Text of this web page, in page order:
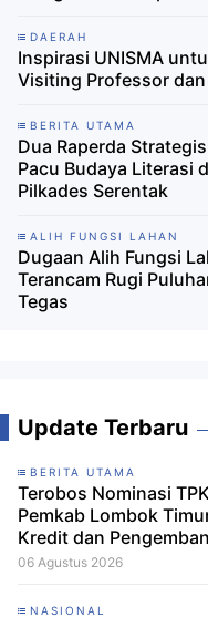
DAERAH
Inspirasi UNISMA
Visiting Professor
BERITA UTAMA
Dua Raperda
Pacu Budaya Literasi
Pilkades Serentak
ALIH FUNGSI LAHAN
Dugaan Alih Fungsi
Terancam Rugi
Tegas
Update Terbaru
BERITA UTAMA
Terobos Nominasi
Pemkab Lombok
Kredit dan
Porang
06 Agustus 2026
NASIONAL